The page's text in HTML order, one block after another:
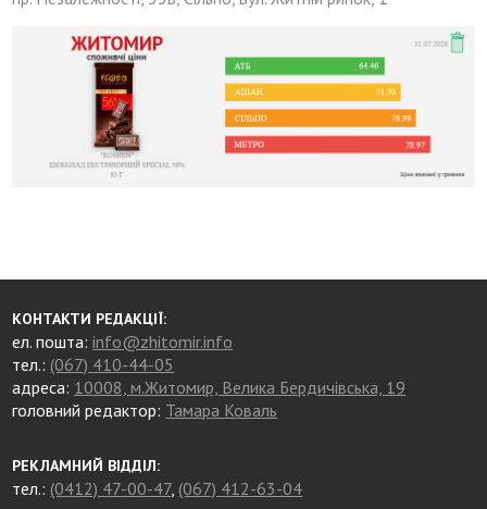
КОНТАКТИ РЕДАКЦІЇ:
ел. пошта:info@zhitomir.info
тел.: (067) 410-44-05
адреса: 10008, м.Житомир, Велика Бердичівська, 19
головний редактор: Тамара Коваль
РЕКЛАМНИЙ ВІДДІЛ:
тел.: (0412) 47-00-47, (067) 412-63-04